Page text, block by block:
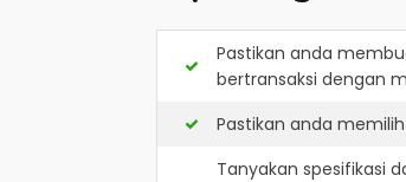
Pastikan anda
bertransaksi dengan
Pastikan anda
Tanyakan spesifikasi